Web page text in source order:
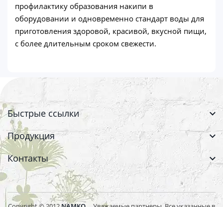
профилактику образования накипи в
оборудовании и одновременно стандарт воды для
приготовления здоровой, красивой, вкусной пищи,
с более длительным сроком свежести.
Быстрые ссылки
Продукция
Контакты